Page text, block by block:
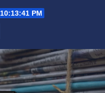
10:13:42 PM